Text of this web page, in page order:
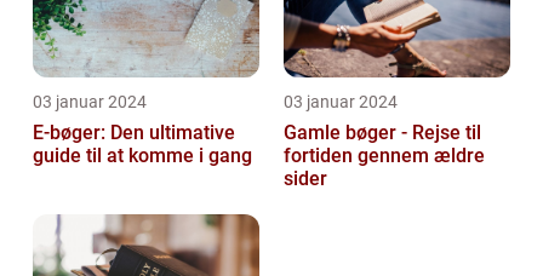
03 januar 2024
E-bøger: Den ultimative
guide til at komme i gang
03 januar 2024
Gamle bøger - Rejse til
fortiden gennem ældre
sider